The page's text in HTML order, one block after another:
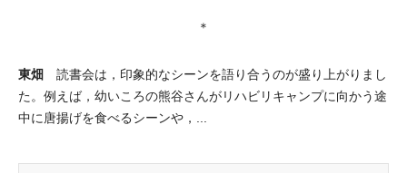
＊
東畑 読書会は，印象的なシーンを語り合うのが盛り上がりまし
た。例えば，幼いころの熊谷さんがリハビリキャンプに向かう途
中に唐揚げを食べるシーンや，...